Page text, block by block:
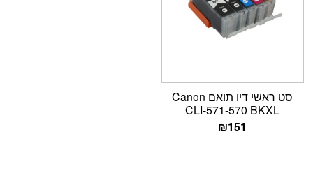
סט ראשי דיו תואם Canon
CLI-571-570 BKXL
₪151